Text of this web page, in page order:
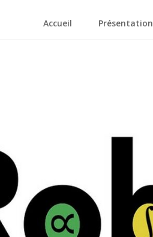
Accueil Présentation